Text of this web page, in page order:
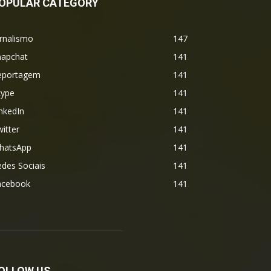
147
141
141
141
141
141
141
Sociais
141
141